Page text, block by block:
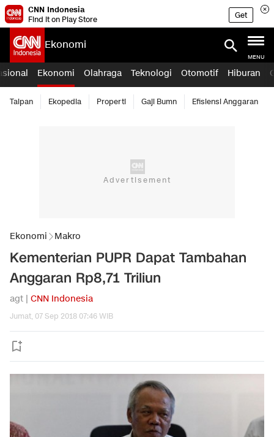
CNN Indonesia
Find it on Play Store
Get
Ekonomi
MENU
Ekonomi Olahraga Teknologi Otomotif Hiburan
Taipan Ekopedia Properti Gaji Bumn Efisiensi Anggaran
Ekonomi Makro
Kementerian PUPR Dapat Tambahan
Anggaran Rp8,71 Triliun
agt | CNN Indonesia
Jumat, 07 Sep 2018 07:46 WIB